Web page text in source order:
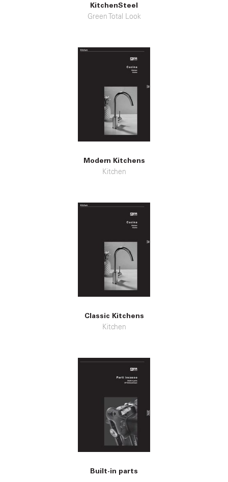
KitchenSteel
Green Total Look
Modern Kitchens
Kitchen
Classic Kitchens
Kitchen
Built-in parts